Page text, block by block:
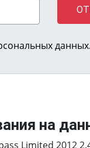
данных.
на
Limited 2012